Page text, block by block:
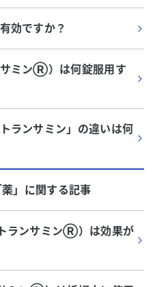
効ですか？
サミンⓇ）は何錠服用す
ランサミン」の違いは何
薬」に関する記事
ランサミンⓇ）は効果が